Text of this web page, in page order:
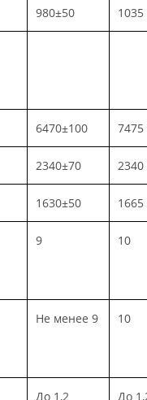
980±50 1035
6470±100 7475
2340±70 2340
1630±50 1665
9 10
Не менее 9 10
До 1,2 До